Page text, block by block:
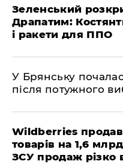
Зеленський
Драпатим:
і ракети для ППО
У Брянську
після потужного
Wildberries продав
товарів на 1,6
ЗСУ продаж різко